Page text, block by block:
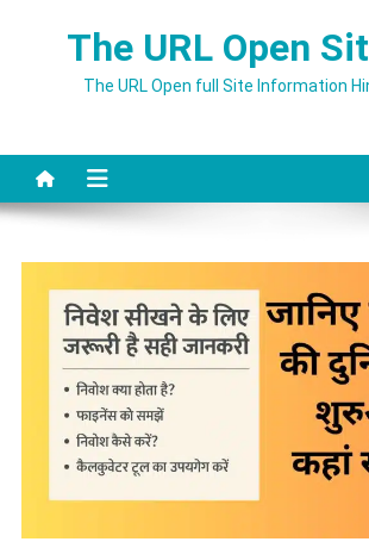
The URL Open
The URL Open full Site Information